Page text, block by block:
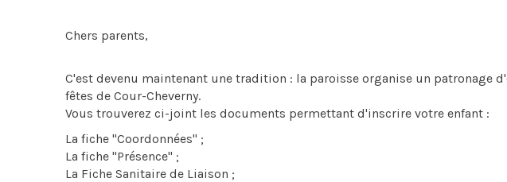
Chers parents,
C'est devenu maintenant une tradition : la paroisse organise un patronage
fêtes de Cour-Cheverny.
Vous trouverez ci-joint les documents permettant d'inscrire votre enfant :
La fiche "Coordonnées" ;
La fiche "Présence" ;
La Fiche Sanitaire de Liaison ;